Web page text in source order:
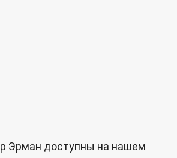
Эрман доступны на нашем